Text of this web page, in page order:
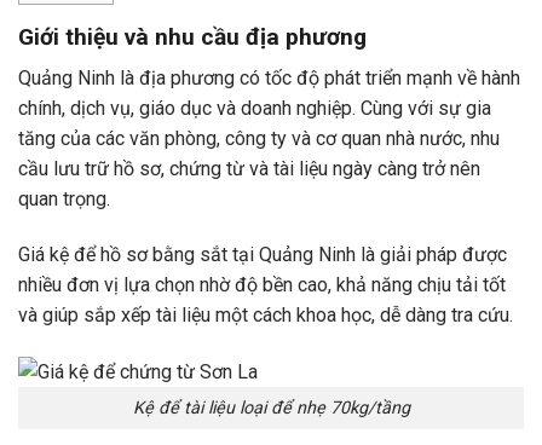
Giới thiệu và nhu cầu địa phương
Quảng Ninh là địa phương có tốc độ phát triển mạnh về hành
chính, dịch vụ, giáo dục và doanh nghiệp. Cùng với sự gia
tăng của các văn phòng, công ty và cơ quan nhà nước, nhu
cầu lưu trữ hồ sơ, chứng từ và tài liệu ngày càng trở nên
quan trọng.
Giá kệ để hồ sơ bằng sắt tại Quảng Ninh là giải pháp được
nhiều đơn vị lựa chọn nhờ độ bền cao, khả năng chịu tải tốt
và giúp sắp xếp tài liệu một cách khoa học, dễ dàng tra cứu.
Kệ để tài liệu loại để nhẹ 70kg/tầng